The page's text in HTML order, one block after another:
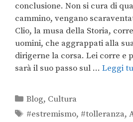
conclusione. Non si cura di
cammino, vengano
Clio, la musa della Storia,
uomini, che aggrappati alla
dirigerne la corsa. Lei corre e
sarà il suo passo sul … Leggi
Blog, Cultura
#estremismo, #tolleranza,